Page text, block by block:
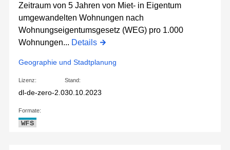
Zeitraum von 5 Jahren von Miet- in Eigentum
umgewandelten Wohnungen nach
Wohnungseigentumsgesetz (WEG) pro 1.000
Wohnungen... Details
Geographie und Stadtplanung
Lizenz:
dl-de-zero-2.0
Stand:
30.10.2023
Formate:
WFS